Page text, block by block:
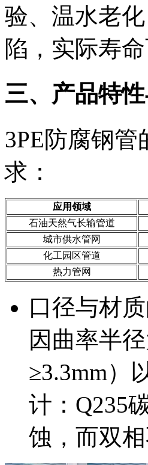
验、温水老
陷，实际寿
三、产品特
3PE防腐钢
求：
应用领域
石油天然气长输管道
城市供水管网
化工园区管道
热力管网
口径与材
因曲率半
≥3.3mm）
计：Q235
蚀，而双